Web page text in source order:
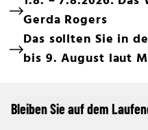
Gerda Rogers
Das sollten Sie in
bis 9. August laut
Bleiben Sie auf dem